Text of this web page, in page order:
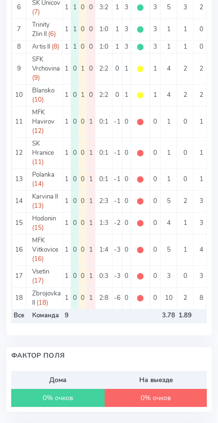
6
SK Unicov
(7)
1 1 0 0 3:2 1 3 ⬤ 3 5 3 2
7
Trinity
Zlin II (6)
1 1 0 0 1:0 1 3 ⬤ 3 1 1 0
8
Artis II (8) 1 1 0 0 1:0 1 3 ⬤ 3 1 1 0
9
SFK
Vrchovina
(9)
1 0 1 0 2:2 0 1 ⬤ 1 4 2 2
10
Blansko
(10)
1 0 1 0 2:2 0 1 ⬤ 1 4 2 2
11
MFK
Havirov
(12)
1 0 0 1 0:1 -1 0 ⬤ 0 1 0 1
12
SK
Hranice
(11)
1 0 0 1 0:1 -1 0 ⬤ 0 1 0 1
13
Polanka
(14)
1 0 0 1 0:1 -1 0 ⬤ 0 1 0 1
14
Karvina II
(13)
1 0 0 1 2:3 -1 0 ⬤ 0 5 2 3
15
Hodonin
(15)
1 0 0 1 1:3 -2 0 ⬤ 0 4 1 3
16
MFK
Vitkovice
(16)
1 0 0 1 1:4 -3 0 ⬤ 0 5 1 4
17
Vsetin
(17)
1 0 0 1 0:3 -3 0 ⬤ 0 3 0 3
18
Zbrojovka
II (18)
1 0 0 1 2:8 -6 0 ⬤ 0 10 2 8
Все
Команда 9 3.78 1.89
ФАКТОР ПОЛЯ
Дома
На выезде
0% очков
0% очков